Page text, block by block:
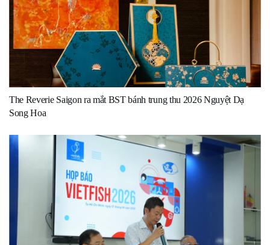
The Reverie Saigon ra mắt BST bánh trung thu 2026 Nguyệt Dạ
Song Hoa